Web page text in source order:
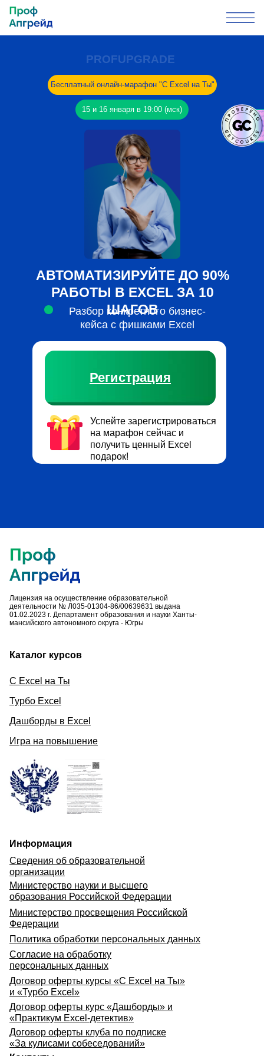
PROFUPGRADE
Бесплатный онлайн-марафон "C Excel на Ты"
Успейте зарегистрироваться
на марафон сейчас и
получить ценный Excel
подарок!
Регистрация
15 и 16 января в 19:00 (мск)
АВТОМАТИЗИРУЙТЕ ДО 90%
РАБОТЫ В EXCEL ЗА 10
ШАГОВ
Разбор конкретного бизнес-
кейса с фишками Excel
Каталог курсов
С Excel на Ты
Турбо Excel
Дашборды в Excel
Игра на повышение
Информация
Сведения об образовательной
организации
Министерство науки и высшего
образования Российской Федерации
Министерство просвещения Российской
Федерации
Политика обработки персональных данных
Согласие на обработку
персональных данных
Договор оферты курсы «С Excel на Ты»
и «Турбо Excel»
Договор оферты курс «Дашборды» и
«Практикум Excel-детектив»
Договор оферты клуба по подписке
«За кулисами собеседований»
Лицензия на осуществление образовательной
деятельности № Л035-01304-86/00639631 выдана
01.02.2023 г. Департамент образования и науки Ханты-
мансийского автономного округа - Югры